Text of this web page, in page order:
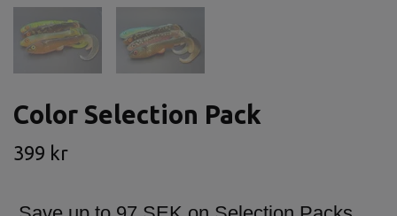
Color Selection Pack
399 kr